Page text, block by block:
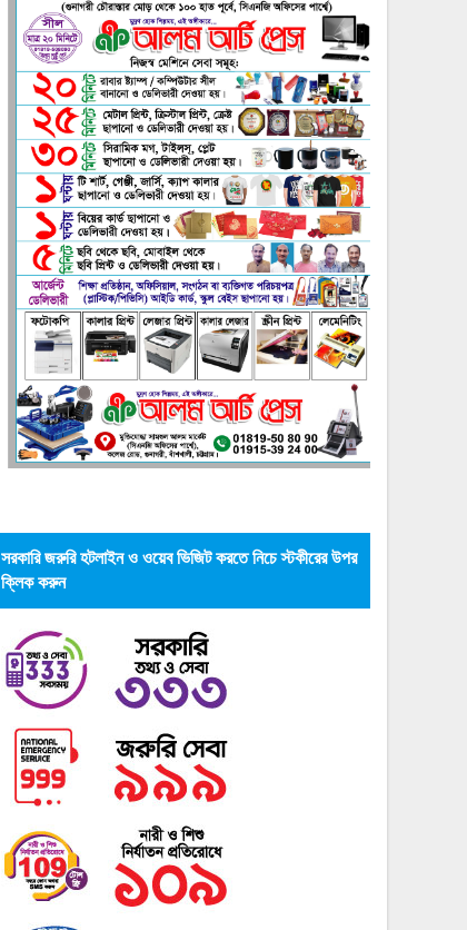
সরকারি জরুরি হটলাইন ও ওয়েব ভিজিট করতে নিচে স্টকীরের উপর
ক্লিক করুন